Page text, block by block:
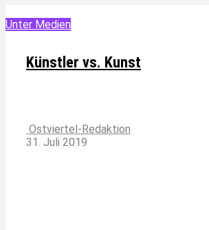
Unter Medien
Künstler vs. Kunst
Ostviertel-Redaktion
31. Juli 2019